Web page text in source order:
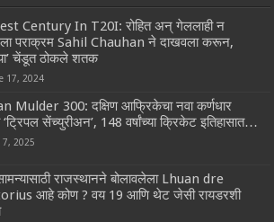
Century In T20I: रोहित अन् गेललाही न
पराक्रम Sahil Chauhan ने दाखवला करून,
चेंडूत ठोकले शतक
17, 2024
Mulder 300: दक्षिण आफ्रिकेचा नवा कर्णधार
सेंच्युरीअन’, 148 वर्षांच्या क्रिकेट इतिहासात…
7, 2025
राजस्थानने बोलावलेला Lhuan dre
आहे कोण ? वय 19 आणि थेट जेसी रायडरशी